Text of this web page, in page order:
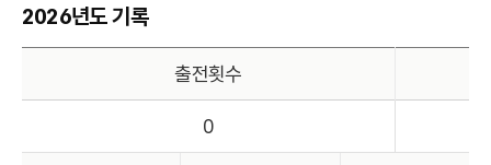
2026년도 기록
출전횟수
0